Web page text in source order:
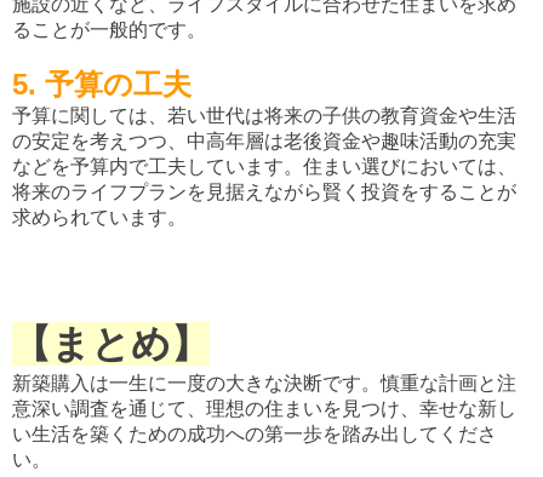
ることが一般的です。
5. 予算の工夫
予算に関しては、若い世代は将来の子供の教育資金や生活
の安定を考えつつ、中高年層は老後資金や趣味活動の充実
などを予算内で工夫しています。住まい選びにおいては、
将来のライフプランを見据えながら賢く投資をすることが
求められています。
【まとめ】
新築購入は一生に一度の大きな決断です。慎重な計画と注
意深い調査を通じて、理想の住まいを見つけ、幸せな新し
い生活を築くための成功への第一歩を踏み出してくださ
い。